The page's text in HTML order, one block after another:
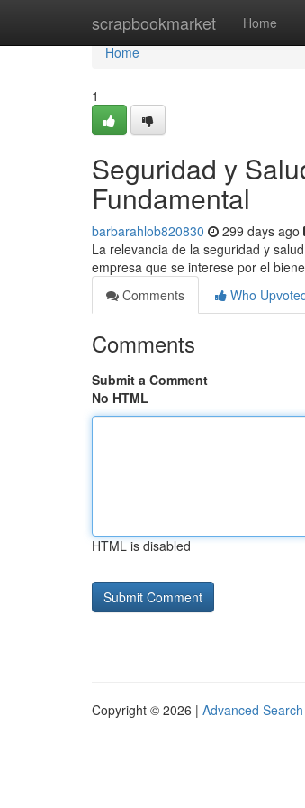
scrapbookmarket Home
Home
Home
1
Seguridad y
Fundamental
barbarahlob820830 299 days ago
La relevancia de la seguridad y
empresa que se interese por el
Comments
Who
Comments
Submit a Comment
No HTML
HTML is disabled
Copyright © 2026 | Advanced Search